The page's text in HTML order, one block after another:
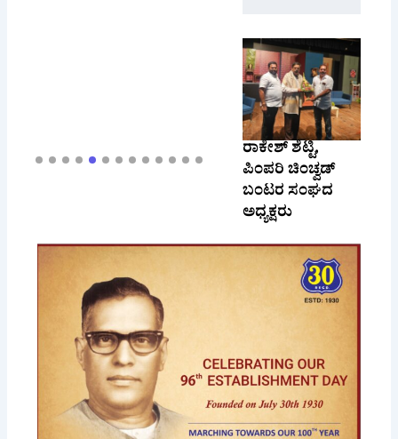
ರಾಕೇಶ್ ಶೆಟ್ಟಿ,
ಪಿಂಪರಿ ಚಿಂಚ್ವಡ್
ಬಂಟರ ಸಂಘದ
ಅಧ್ಯಕ್ಷರು